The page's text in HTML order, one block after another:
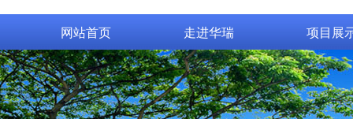
网站首页 走进华瑞 项目展